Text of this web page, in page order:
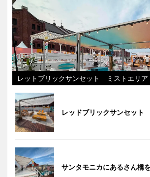
レットブリックサンセット ミストエリア
レッドブリックサンセッ
サンタモニカにあるさん橋